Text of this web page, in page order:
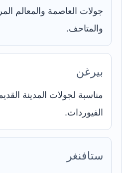
جولات العاصمة والمعالم
والمتاحف.
بيرغن
مناسبة لجولات المدينة
الفيوردات.
ستافنغر